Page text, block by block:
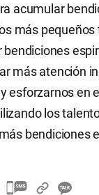
acumular
más
más atención
esforzarnos en
los
bendiciones
카